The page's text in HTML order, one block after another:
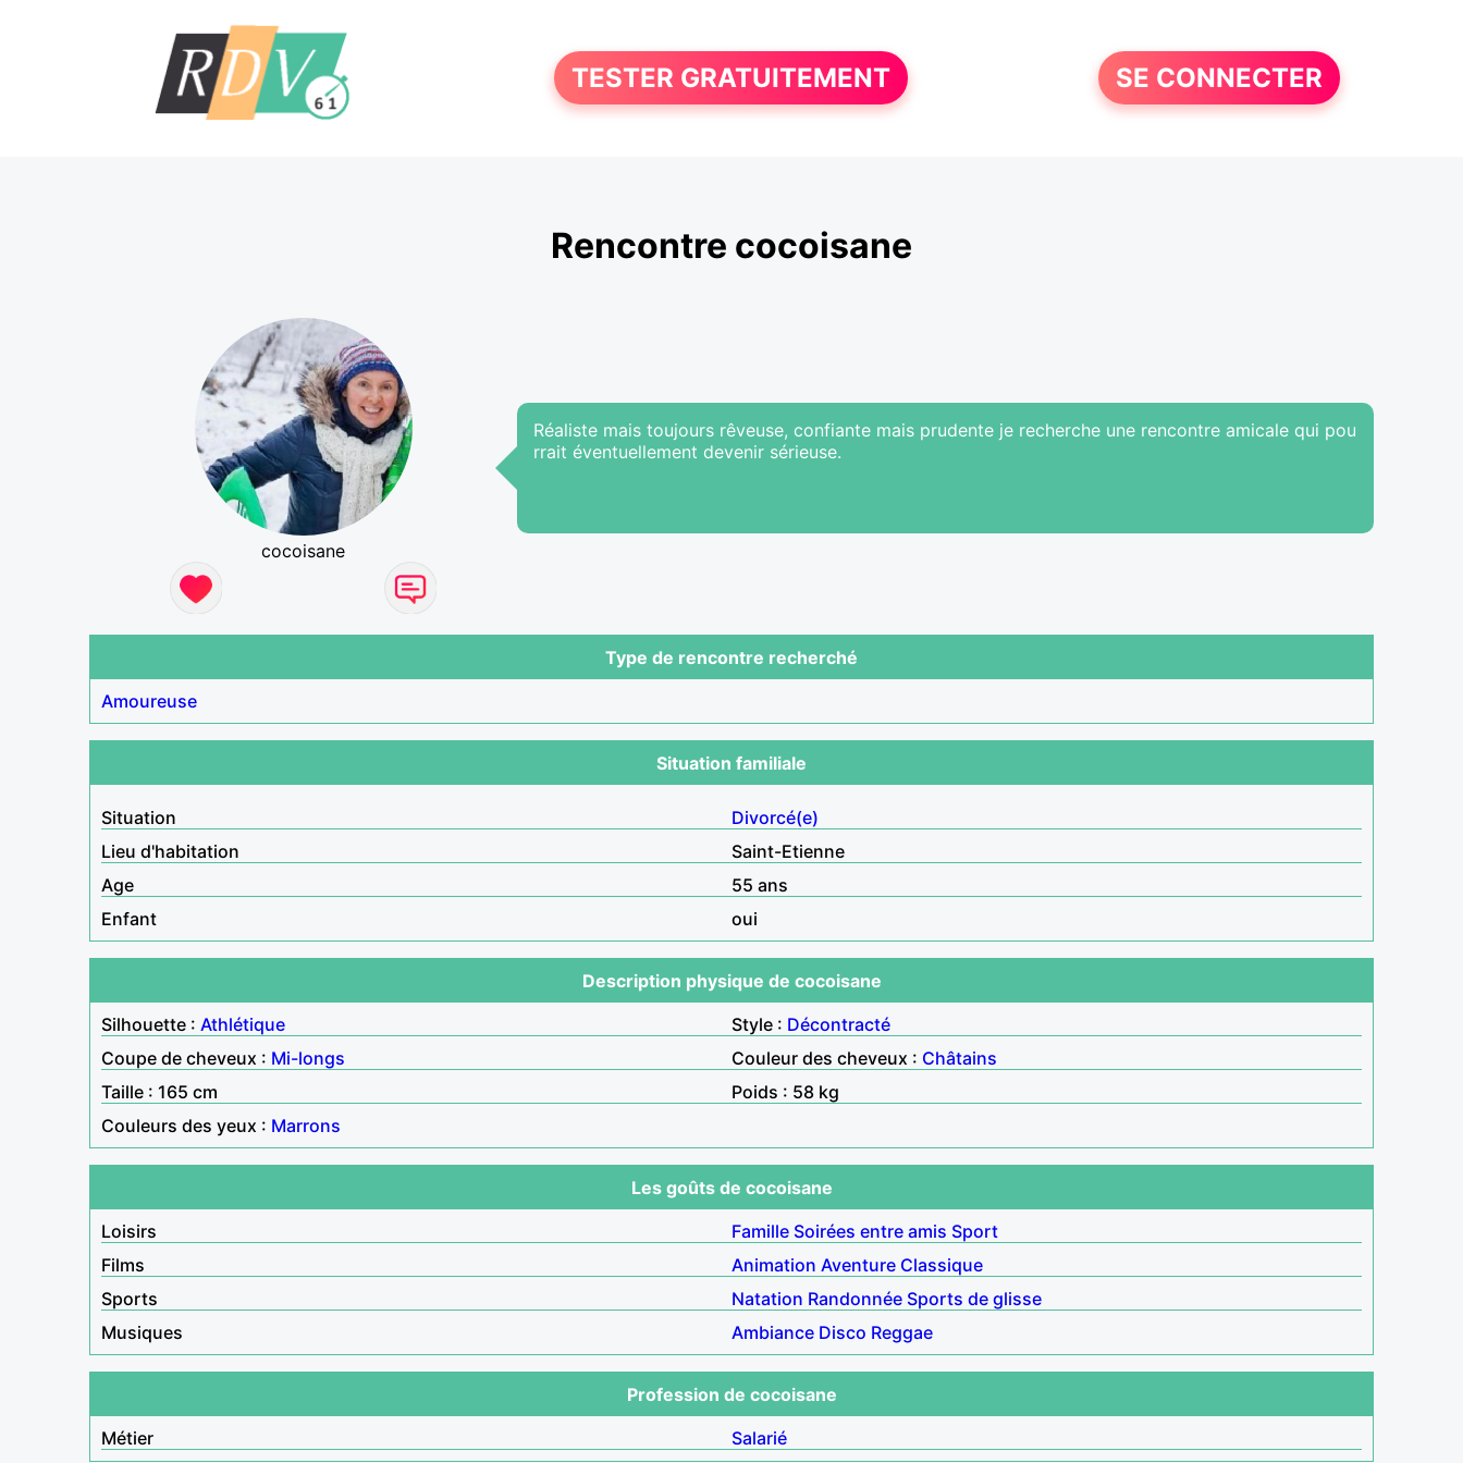
TESTER GRATUITEMENT SE CONNECTER
Rencontre cocoisane
cocoisane
Réaliste mais toujours rêveuse, confiante mais prudente je recherche une rencontre amicale qui pou
rrait éventuellement devenir sérieuse.
Type de rencontre recherché
Amoureuse
Situation familiale
Situation
Divorcé(e)
Lieu d'habitation
Saint-Etienne
Age
55 ans
Enfant
oui
Description physique de cocoisane
Silhouette : Athlétique Style : Décontracté
Coupe de cheveux : Mi-longs Couleur des cheveux : Châtains
Taille : 165 cm
Poids : 58 kg
Couleurs des yeux : Marrons
Les goûts de cocoisane
Loisirs
Famille Soirées entre amis Sport
Films
Animation Aventure Classique
Sports
Natation Randonnée Sports de glisse
Musiques
Ambiance Disco Reggae
Profession de cocoisane
Métier
Salarié